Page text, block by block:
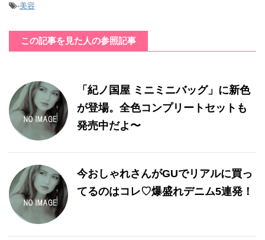
-美容
この記事を見た人の参照記事
「紀ノ国屋 ミニミニバッグ」に新色
が登場。全色コンプリートセットも
発売中だよ〜
今おしゃれさんがGUでリアルに買っ
てるのはコレ♡爆盛れデニム5連発！